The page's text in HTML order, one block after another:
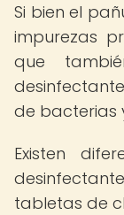
Si bien el
impurezas
que
de bacterias
Existen
tabletas de